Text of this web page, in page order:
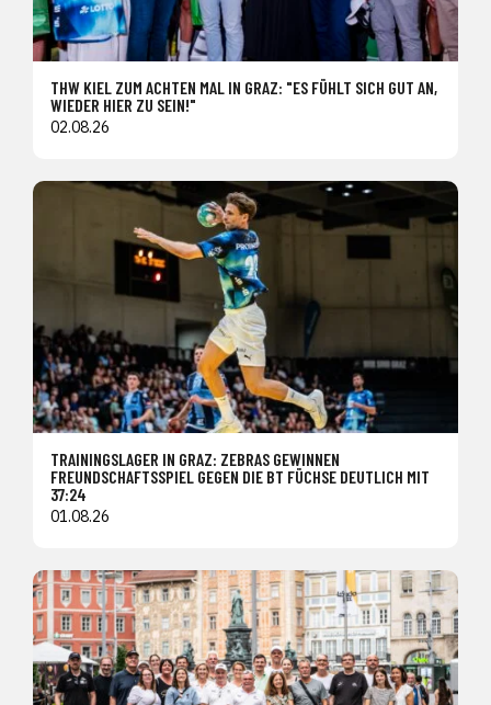
THW KIEL ZUM ACHTEN MAL IN GRAZ: "ES FÜHLT SICH GUT AN,
WIEDER HIER ZU SEIN!"
02.08.26
TRAININGSLAGER IN GRAZ: ZEBRAS GEWINNEN
FREUNDSCHAFTSSPIEL GEGEN DIE BT FÜCHSE DEUTLICH MIT
37:24
01.08.26